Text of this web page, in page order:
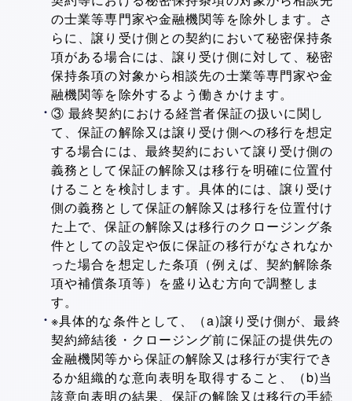
の士業等専門家や金融機関等を除外します。さ
らに、譲り受け側との契約において秘密保持条
項がある場合には、譲り受け側に対して、秘密
保持条項の対象から相談先の士業等専門家や金
融機関等を除外するよう働きかけます。
③ 最終契約における経営者保証の扱いに関し
て、保証の解除又は譲り受け側への移行を想定
する場合には、最終契約において譲り受け側の
義務として保証の解除又は移行を明確に位置付
けることを検討します。具体的には、譲り受け
側の義務として保証の解除又は移行を位置付け
た上で、保証の解除又は移行のクロージング条
件としての設定や仮に保証の移行がなされなか
った場合を想定した条項（例えば、契約解除条
項や補償条項等）を盛り込む方向で調整しま
す。
※具体的な条件として、（a)譲り受け側が、最終
契約締結後・クロージング前に保証の提供先の
金融機関等から保証の解除又は移行が実行でき
るか組織的な意向表明を取得すること、（b)当
該意向表明の結果、保証の解除又は移行の手続